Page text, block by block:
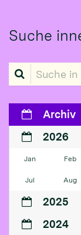
Suche
Suche in Liste
Archiv
2026
Jan Feb
Jul Aug
2025
2024